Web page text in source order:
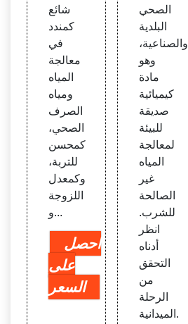
شائع
كمندد
في
معالجة
المياه
ومياه
الصرف
الصحي،
كمحسن
للتربة،
وكمعدل
اللزوجة
و...
احصل
على
السعر
الصحي
البلدية
والصناعية،
وهو
مادة
كيميائية
صديقة
للبيئة
لمعالجة
المياه
غير
الصالحة
للشرب.
انظر
أدناه
التحقق
من
الرحلة
الميدانية.